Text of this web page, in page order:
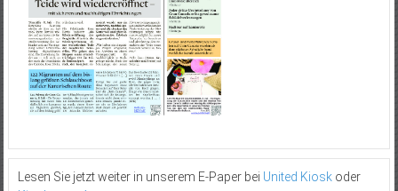
Lesen Sie jetzt weiter in unserem E-Paper bei United Kioskoder